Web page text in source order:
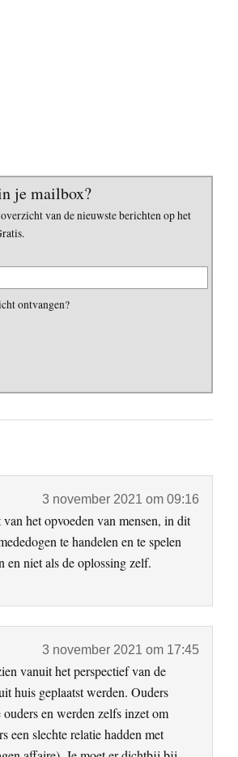
je mailbox?
van de nieuwste berichten op het
ontvangen?
3 november 2021 om 09:16
het opvoeden van mensen, in dit
te handelen en te spelen
en niet als de oplossing zelf.
3 november 2021 om 17:45
vanuit het perspectief van de
huis geplaatst werden. Ouders
en werden zelfs inzet om
een slechte relatie hadden met